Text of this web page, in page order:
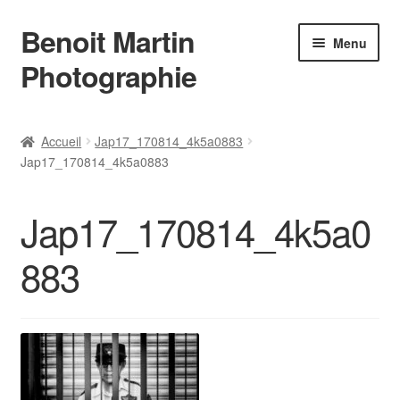
Aller
à
la
Aller
au
contenu
Benoit Martin
Photographie
Menu
Actualités
Contact
L’auteur
Accueil
Jap17_170814_4k5a0883
Jap17_170814_4k5a0883
Jap17_170814_4k5a0
883